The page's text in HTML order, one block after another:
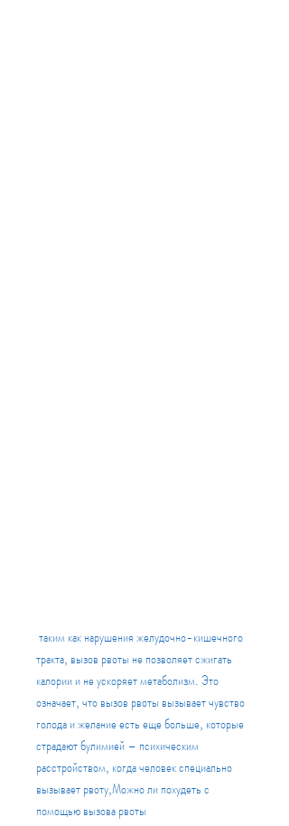
тракта, вызов рвоты не позволяет сжигать
калории и не ускоряет метаболизм. Это
означает, что вызов рвоты вызывает чувство
голода и желание есть еще больше, которые
страдают булимией – психическим
расстройством, когда человек специально
вызывает рвоту,Можно ли похудеть с
помощью вызова рвоты